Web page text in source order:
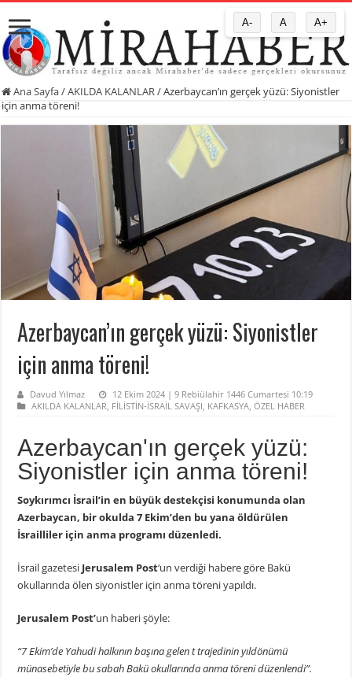
Ana Sayfa/AKILDA KALANLAR /Azerbaycan’ın gerçek yüzü: Siyonistler
için anma töreni!
Azerbaycan’ın gerçek yüzü: Siyonistler
için anma töreni!
Davud Yılmaz
12 Ekim 2024 | 9 Rebiülahir 1446 Cumartesi 10:19
AKILDA KALANLAR, FİLİSTİN-İSRAİL SAVAŞI, KAFKASYA,ÖZEL HABER
Azerbaycan'ın gerçek yüzü:
Siyonistler için anma töreni!
Soykırımcı İsrail’in en büyük destekçisi konumunda olan
Azerbaycan, bir okulda 7 Ekim’den bu yana öldürülen
İsrailliler için anma programı düzenledi.
İsrail gazetesi Jerusalem Post‘un verdiği habere göre Bakü
okullarında ölen siyonistler için anma töreni yapıldı.
Jerusalem Post’un haberi şöyle:
“7 Ekim’de Yahudi halkının başına gelen t trajedinin yıldönümü
münasebetiyle bu sabah Bakü okullarında anma töreni düzenlendi”.
A- A A+